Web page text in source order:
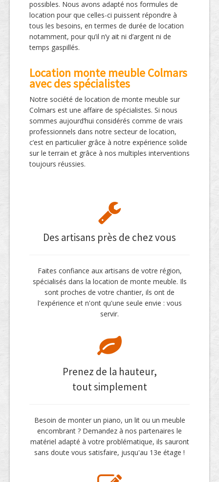
possibles. Nous avons adapté nos formules de
location pour que celles-ci puissent répondre à
tous les besoins, en termes de durée de location
notamment, pour qu’il n’y ait ni d’argent ni de
temps gaspillés.
Location monte meuble Colmars
avec des spécialistes
Notre société de location de monte meuble sur
Colmars est une affaire de spécialistes. Si nous
sommes aujourd’hui considérés comme de vrais
professionnels dans notre secteur de location,
c’est en particulier grâce à notre expérience solide
sur le terrain et grâce à nos multiples interventions
toujours réussies.
Des artisans près de chez vous
Faites confiance aux artisans de votre région,
spécialisés dans la location de monte meuble. Ils
sont proches de votre chantier, ils ont de
l'expérience et n'ont qu'une seule envie : vous
servir.
Prenez de la hauteur,
tout simplement
Besoin de monter un piano, un lit ou un meuble
encombrant ? Demandez à nos partenaires le
matériel adapté à votre problématique, ils sauront
sans doute vous satisfaire, jusqu'au 13e étage !